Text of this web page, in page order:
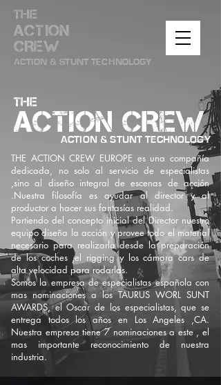
ACTION
CREW
ACTION & STUNT TECHNOLOGY
THE
ACTION & STUNT TECHNOLOGY
ACTION CREW
THE
THE ACTION CREW EUROPE es una compañía
dedicada, no solo al servicio de especialistas
,sino al diseño integral de escenas de acción
.Nuestra filosofía es ayudar al director y al
productor a hacer sus fantasías realidad.
Partiendo del concepto inicial del Director nuestro
equipo diseña la acción y provee todo el material
necesario para realizarla desde la preparación
de los coches ,el rigging y los cámara cars de
alta velocidad para rodarlas.
Somos la empresa de especialistas española con
mas nominaciones a los TAURUS WORL SUNT
AWARDS, el Oscar de los especialistas, que se
entrega todos los años en Los Angeles ,CA.
Nuestra empresa tiene 7 nominaciones a este , el
mas importante reconocimiento de nuestra
industria.